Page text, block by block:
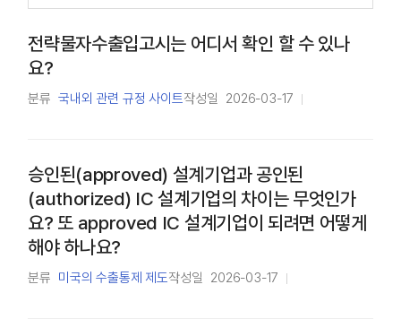
전략물자수출입고시는 어디서 확인 할 수 있나
요?
분류 국내외 관련 규정 사이트작성일 2026-03-17
승인된(approved) 설계기업과 공인된
(authorized) IC 설계기업의 차이는 무엇인가
요? 또 approved IC 설계기업이 되려면 어떻게
해야 하나요?
분류 미국의 수출통제 제도작성일 2026-03-17